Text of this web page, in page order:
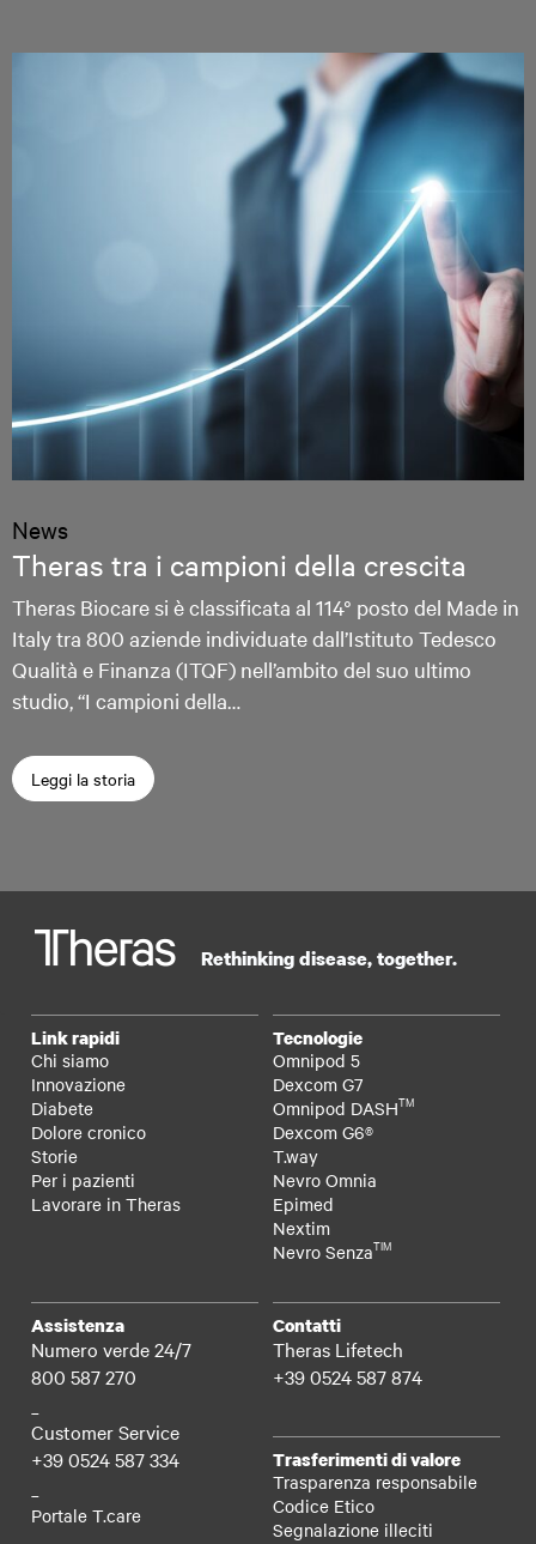
News
Theras tra i campioni della crescita
Theras Biocare si è classificata al 114° posto del Made in
Italy tra 800 aziende individuate dall’Istituto Tedesco
Qualità e Finanza (ITQF) nell’ambito del suo ultimo
studio, “I campioni della…
Leggi la storia
Rethinking disease, together.
Link rapidi
Chi siamo
Innovazione
Diabete
Dolore cronico
Storie
Per i pazienti
Lavorare in Theras
Tecnologie
Omnipod 5
Dexcom G7
Omnipod DASHTM
Dexcom G6®
T.way
Nevro Omnia
Epimed
Nextim
Nevro SenzaTIM
Assistenza
Numero verde 24/7
800 587 270
Customer Service
+39 0524 587 334
Portale T.care
Contatti
Theras Lifetech
+39 0524 587 874
Trasferimenti di valore
Trasparenza responsabile
Codice Etico
Segnalazione illeciti